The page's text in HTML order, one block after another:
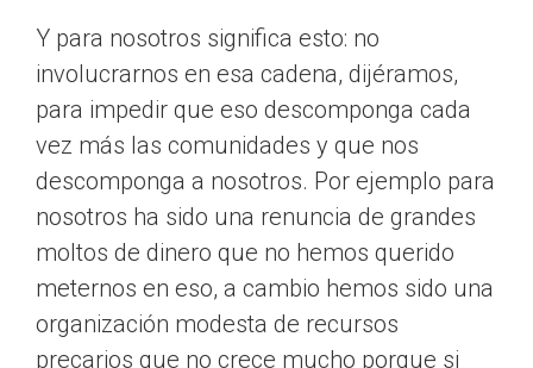
Y para nosotros significa esto: no
involucrarnos en esa cadena, dijéramos,
para impedir que eso descomponga cada
vez más las comunidades y que nos
descomponga a nosotros. Por ejemplo para
nosotros ha sido una renuncia de grandes
moltos de dinero que no hemos querido
meternos en eso, a cambio hemos sido una
organización modesta de recursos
precarios que no crece mucho porque si